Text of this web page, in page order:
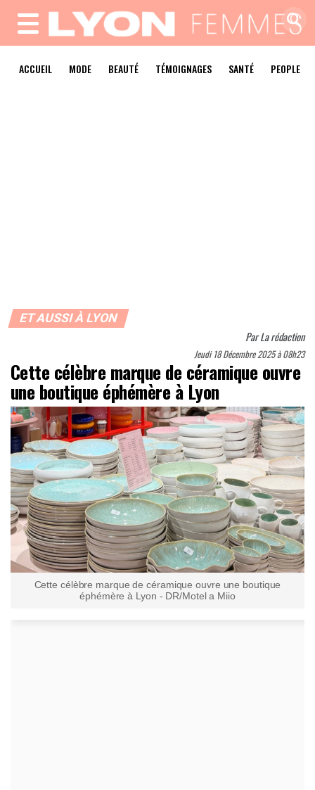
MENU
ACCUEIL MODE BEAUTÉ TÉMOIGNAGES SANTÉ PEOPLE
ET AUSSI À LYON
ParLa rédaction
Jeudi 18 Décembre 2025 à 08h23
Cette célèbre marque de céramique ouvre
une boutique éphémère à Lyon
Cette célèbre marque de céramique ouvre une boutique
éphémère à Lyon - DR/Motel a Miio